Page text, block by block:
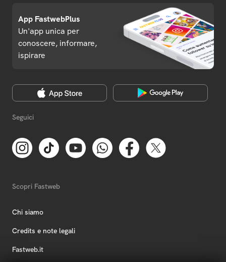
App FastwebPlus
Un'app unica per
conoscere, informare,
ispirare
Seguici
Scopri Fastweb
Chi siamo
Credits e note legali
Fastweb.it